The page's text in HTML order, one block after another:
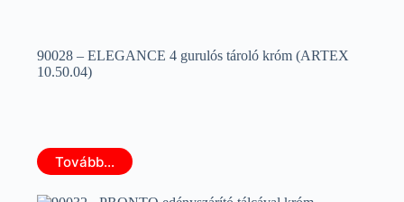
90028 – ELEGANCE 4 gurulós tároló króm (ARTEX
10.50.04)
Tovább...